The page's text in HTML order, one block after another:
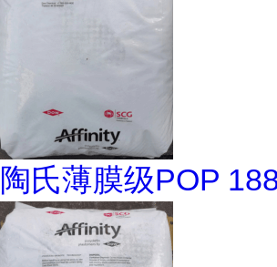
陶氏薄膜级POP